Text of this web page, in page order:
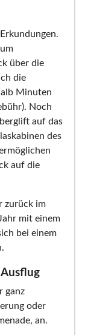
über die
die
Minuten
Noch
auf das
des
auf die
zurück im
mit einem
bei einem
ganz
oder
an.